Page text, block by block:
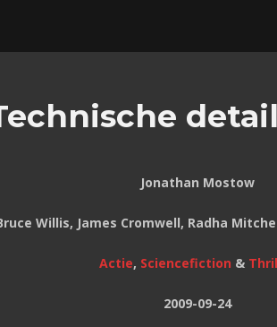
Jonathan Mostow
Willis, James Cromwell, Radha
Actie, Sciencefiction &
2009-09-24